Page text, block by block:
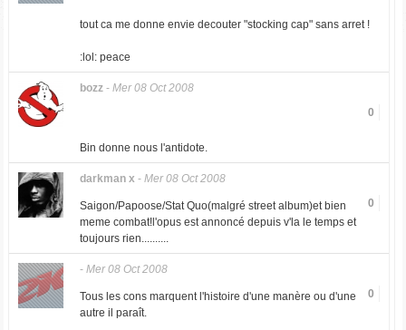
tout ca me donne envie decouter "stocking cap" sans arret !
:lol: peace
bozz- Mer 08 Oct 2008
0
Bin donne nous l'antidote.
darkman x - Mer 08 Oct 2008
0
Saigon/Papoose/Stat Quo(malgré street album)et bien
meme combat!l'opus est annoncé depuis v'la le temps et
toujours rien..........
- Mer 08 Oct 2008
0
Tous les cons marquent l'histoire d'une manère ou d'une
autre il paraît.